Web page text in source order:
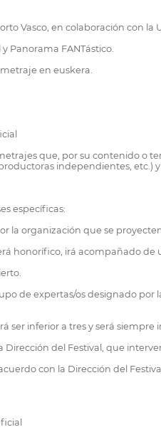
Vasco, en colaboración con la
Panorama FANTástico.
en euskera.
que, por su contenido
independientes, etc.)
específicas:
la organización que se
honorífico, irá acompañado
de expertas/os designado
ser inferior a tres y será siempre
del Festival, que
con la Dirección del